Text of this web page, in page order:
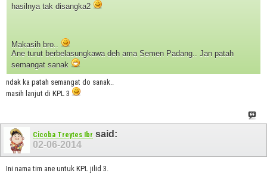
hasilnya tak disangka2
Makasih bro..
Ane turut berbelasungkawa deh ama Semen Padang.. Jan patah
semangat sanak
ndak ka patah semangat do sanak..
masih lanjut di KPL 3
Cicoba Treytes Ibr said:
02-06-2014
Ini nama tim ane untuk KPL jilid 3.